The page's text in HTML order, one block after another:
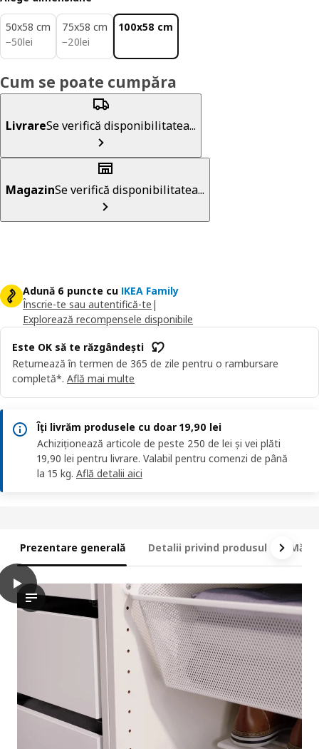
50x58 cm
−50lei
50lei
75x58 cm
−20lei
20lei
100x58 cm
Cum se poate cumpăra
LivrareSe verifică disponibilitatea...
MagazinSe verifică disponibilitatea...
Adună 6 puncte cu IKEA Family
Înscrie-te sau autentifică-te |
Explorează recompensele disponibile
Este OK să te răzgândești
Returnează în termen de 365 de zile pentru o rambursare
completă*. Află mai multe
Îți livrăm produsele cu doar 19,90 lei
Achiziționează articole de peste 250 de lei și vei plăti
19,90 lei pentru livrare. Valabil pentru comenzi de până
la 15 kg. Află detalii aici
Prezentare generală Detalii privind produsul
play
Videoclipul prezintă un produs inovator și practic numit
KOMPLEMENT Poliță glisantă pantofi, alb, 100x58 cm